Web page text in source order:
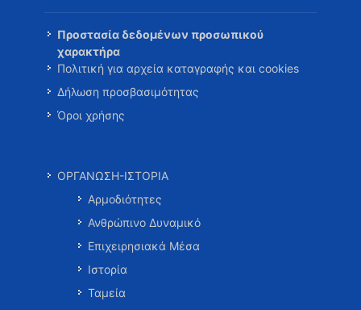
Προστασία δεδομένων προσωπικού
χαρακτήρα
Πολιτική για αρχεία καταγραφής και cookies
Δήλωση προσβασιμότητας
Όροι χρήσης
ΟΡΓΑΝΩΣΗ-ΙΣΤΟΡΙΑ
Αρμοδιότητες
Ανθρώπινο Δυναμικό
Επιχειρησιακά Μέσα
Ιστορία
Ταμεία